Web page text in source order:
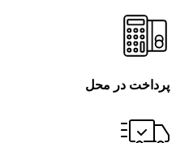
پرداخت در محل